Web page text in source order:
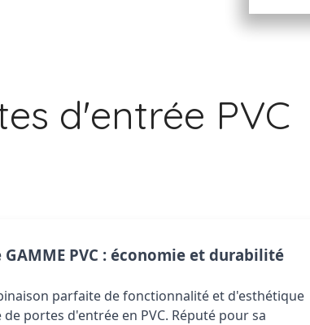
d'entrée PVC
PVC : économie et durabilité
parfaite de fonctionnalité et d'esthétique
portes d'entrée en PVC. Réputé pour sa